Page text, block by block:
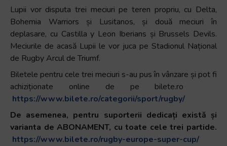
the
screen
reader
help
navigate
and
interact
with
the
content.
Lupii vor disputa trei meciuri pe teren propriu, cu Delta,
Bohemia Warriors și Lusitanos, și două meciuri în
deplasare, cu Castilla y Leon Iberians și Brussels Devils.
Meciurile de acasă Lupii le vor juca pe Stadionul Național
de Rugby Arcul de Triumf.
Biletele pentru cele trei meciuri s-au pus în vânzare și pot fi
achiziționate online de pe bilete.ro
https://www.bilete.ro/categorii/sport/rugby/
De asemenea, pentru suporterii dedicați există și
varianta de ABONAMENT, cu toate cele trei partide.
https://www.bilete.ro/rugby-europe-super-cup/